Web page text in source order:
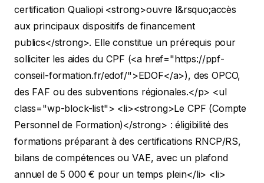
certification Qualiopi <strong>ouvre l&rsquo;accès
aux principaux dispositifs de financement
publics</strong>. Elle constitue un prérequis pour
solliciter les aides du CPF (<a href="https://ppf-
conseil-formation.fr/edof/">EDOF</a>), des OPCO,
des FAF ou des subventions régionales.</p> <ul
class="wp-block-list"> <li><strong>Le CPF (Compte
Personnel de Formation)</strong> : éligibilité des
formations préparant à des certifications RNCP/RS,
bilans de compétences ou VAE, avec un plafond
annuel de 5 000 € pour un temps plein</li> <li>